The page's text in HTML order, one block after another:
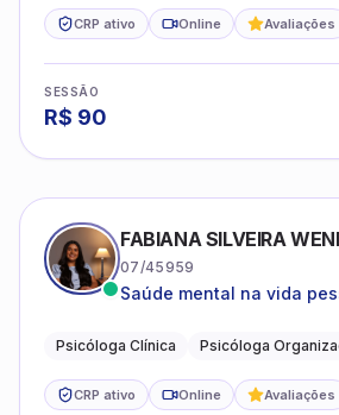
CRP ativo Online Avaliações
SESSÃO
R$ 90
FABIANA SILVEIRA
07/45959
Saúde mental na vida
Psicóloga Clínica Psicóloga
CRP ativo Online Avaliações